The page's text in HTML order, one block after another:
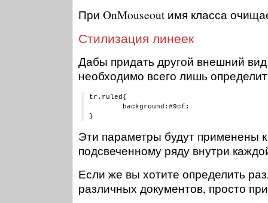
При OnMouseout имя класса
Стилизация линеек
Дабы придать другой внешний
необходимо всего лишь
tr.ruled{
Эти параметры будут применены
подсвеченному ряду внутри
Если же вы хотите определить
различных документов, просто